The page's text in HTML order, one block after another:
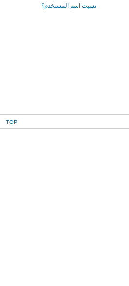
نسيت اسم المستخدم؟
TOP